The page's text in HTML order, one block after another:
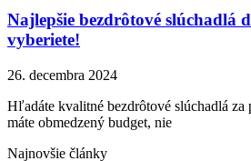
Najlepšie bezdrôtové slúchadlá
vyberiete!
26. decembra 2024
Hľadáte kvalitné bezdrôtové slúchadlá
máte obmedzený budget, nie
Najnovšie články